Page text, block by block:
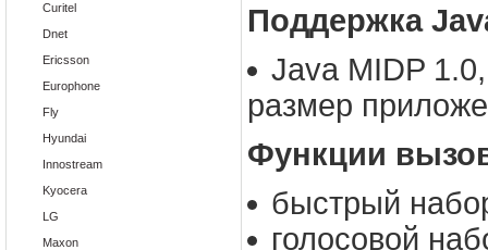
Curitel
Dnet
Ericsson
Europhone
Fly
Hyundai
Innostream
Kyocera
LG
Maxon
Поддержка
Java MIDP
размер
Функции
быстрый
голосовой